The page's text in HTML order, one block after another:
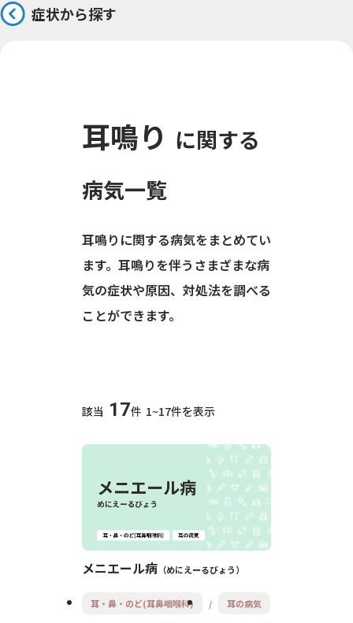
症状から探す
耳鳴り に関する
病気一覧
耳鳴りに関する病気をまとめてい
ます。耳鳴りを伴うさまざまな病
気の症状や原因、対処法を調べる
ことができます。
該当 17件 1~17件を表示
メニエール病 めにえーるびょう
耳・鼻・のど(耳鼻咽喉科) 耳の病気